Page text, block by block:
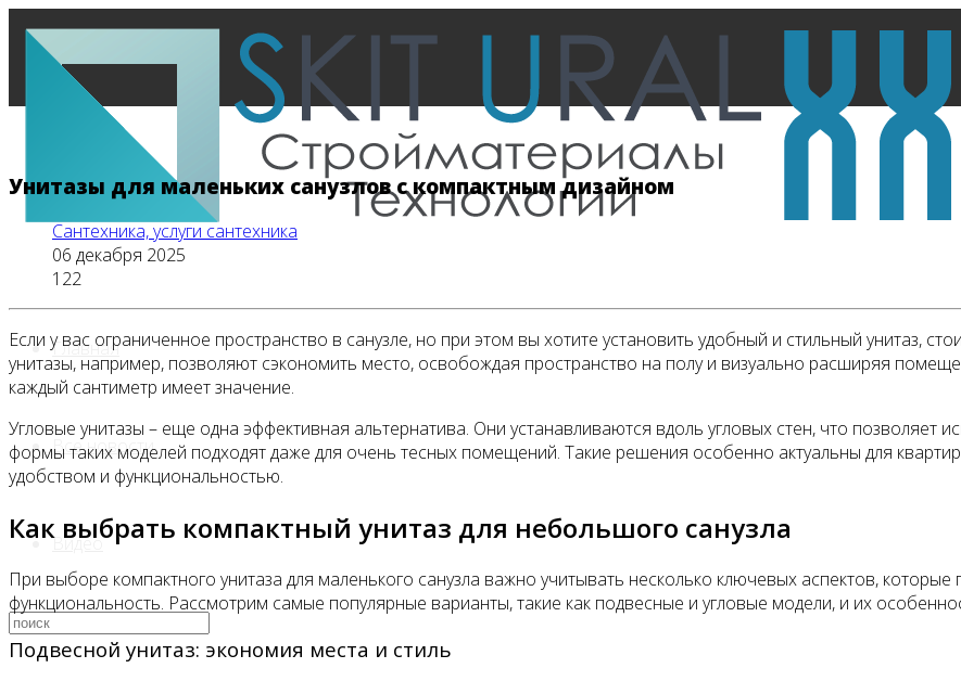
Главная
Все новости
Видео
Унитазы для маленьких санузлов с компактным дизайном
Сантехника, услуги сантехника
06 декабря 2025
122
Если у вас ограниченное пространство в санузле, но при этом вы хотите установить удобный и стильный унитаз,
унитазы, например, позволяют сэкономить место, освобождая пространство на полу и визуально расширяя
каждый сантиметр имеет значение.
Угловые унитазы – еще одна эффективная альтернатива. Они устанавливаются вдоль угловых стен, что позволяет
формы таких моделей подходят даже для очень тесных помещений. Такие решения особенно актуальны для
удобством и функциональностью.
Как выбрать компактный унитаз для небольшого санузла
При выборе компактного унитаза для маленького санузла важно учитывать несколько ключевых аспектов,
функциональность. Рассмотрим самые популярные варианты, такие как подвесные и угловые модели, и их
Подвесной унитаз: экономия места и стиль